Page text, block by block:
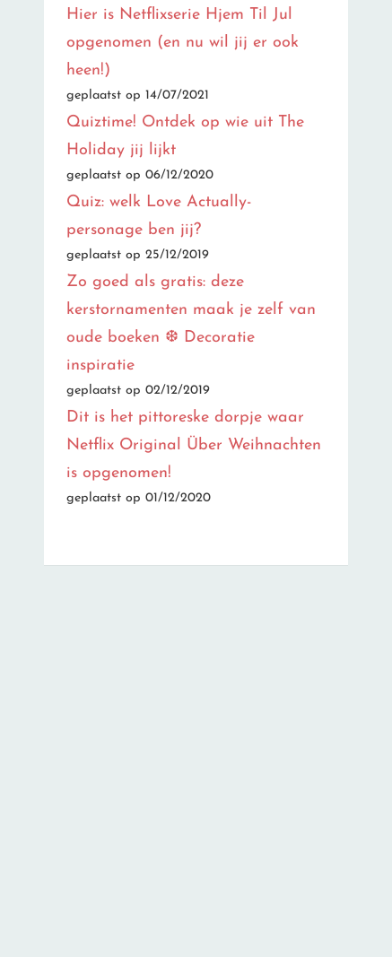
Hier is Netflixserie Hjem Til Jul
opgenomen (en nu wil jij er ook
heen!)
geplaatst op 14/07/2021
Quiztime! Ontdek op wie uit The
Holiday jij lijkt
geplaatst op 06/12/2020
Quiz: welk Love Actually-
personage ben jij?
geplaatst op 25/12/2019
Zo goed als gratis: deze
kerstornamenten maak je zelf van
oude boeken ❆ Decoratie
inspiratie
geplaatst op 02/12/2019
Dit is het pittoreske dorpje waar
Netflix Original Über Weihnachten
is opgenomen!
geplaatst op 01/12/2020